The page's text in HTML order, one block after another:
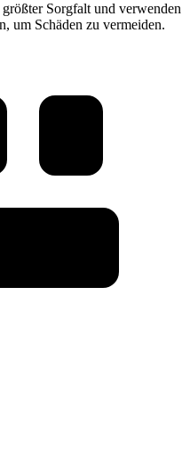
Sorgfalt und verwenden
um Schäden zu vermeiden.